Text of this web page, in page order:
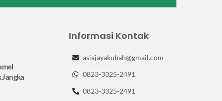
Informasi Kontak
asiajayakubah@gmail.com
0823-3325-2491
0823-3325-2491